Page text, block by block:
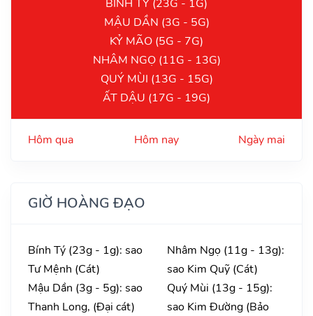
BÍNH TÝ (23G - 1G)
MẬU DẦN (3G - 5G)
KỶ MÃO (5G - 7G)
NHÂM NGỌ (11G - 13G)
QUÝ MÙI (13G - 15G)
ẤT DẬU (17G - 19G)
Hôm qua Hôm nay Ngày mai
GIỜ HOÀNG ĐẠO
Bính Tý (23g - 1g): sao
Tư Mệnh (Cát)
Mậu Dần (3g - 5g): sao
Thanh Long, (Đại cát)
Nhâm Ngọ (11g - 13g):
sao Kim Quỹ (Cát)
Quý Mùi (13g - 15g):
sao Kim Đường (Bảo